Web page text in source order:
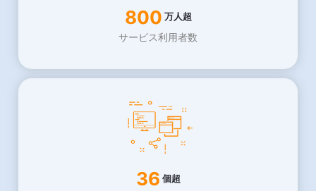
800 万人超
サービス利用者数
36 個超